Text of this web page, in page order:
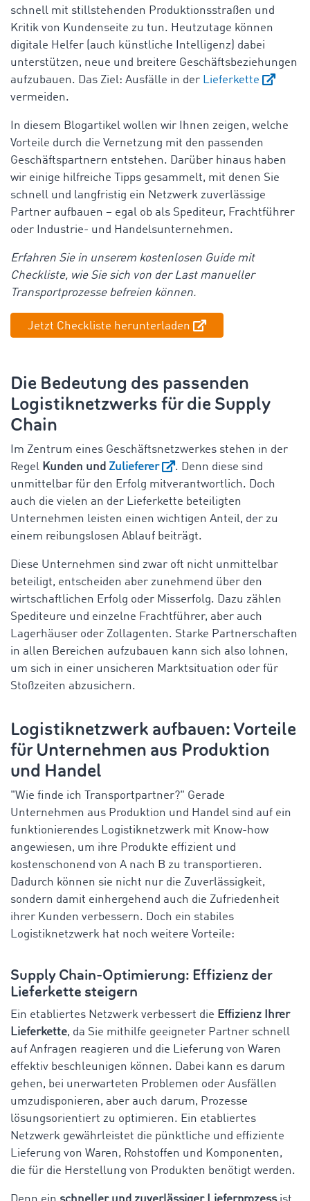
schnell mit stillstehenden Produktionsstraßen und
Kritik von Kundenseite zu tun. Heutzutage können
digitale Helfer (auch künstliche Intelligenz) dabei
unterstützen, neue und breitere Geschäftsbeziehungen
aufzubauen. Das Ziel: Ausfälle in der Lieferkette
vermeiden.
In diesem Blogartikel wollen wir Ihnen zeigen, welche
Vorteile durch die Vernetzung mit den passenden
Geschäftspartnern entstehen. Darüber hinaus haben
wir einige hilfreiche Tipps gesammelt, mit denen Sie
schnell und langfristig ein Netzwerk zuverlässige
Partner aufbauen – egal ob als Spediteur, Frachtführer
oder Industrie- und Handelsunternehmen.
Erfahren Sie in unserem kostenlosen Guide mit
Checkliste, wie Sie sich von der Last manueller
Transportprozesse befreien können.
Jetzt Checkliste herunterladen
Die Bedeutung des passenden
Logistiknetzwerks für die Supply
Chain
Im Zentrum eines Geschäftsnetzwerkes stehen in der
Regel Kunden und Zulieferer
. Denn diese sind
unmittelbar für den Erfolg mitverantwortlich. Doch
auch die vielen an der Lieferkette beteiligten
Unternehmen leisten einen wichtigen Anteil, der zu
einem reibungslosen Ablauf beiträgt.
Diese Unternehmen sind zwar oft nicht unmittelbar
beteiligt, entscheiden aber zunehmend über den
wirtschaftlichen Erfolg oder Misserfolg. Dazu zählen
Spediteure und einzelne Frachtführer, aber auch
Lagerhäuser oder Zollagenten. Starke Partnerschaften
in allen Bereichen aufzubauen kann sich also lohnen,
um sich in einer unsicheren Marktsituation oder für
Stoßzeiten abzusichern.
Logistiknetzwerk aufbauen: Vorteile
für Unternehmen aus Produktion
und Handel
"Wie finde ich Transportpartner?" Gerade
Unternehmen aus Produktion und Handel sind auf ein
funktionierendes Logistiknetzwerk mit Know-how
angewiesen, um ihre Produkte effizient und
kostenschonend von A nach B zu transportieren.
Dadurch können sie nicht nur die Zuverlässigkeit,
sondern damit einhergehend auch die Zufriedenheit
ihrer Kunden verbessern. Doch ein stabiles
Logistiknetzwerk hat noch weitere Vorteile:
Supply Chain-Optimierung: Effizienz der
Lieferkette steigern
Ein etabliertes Netzwerk verbessert die Effizienz Ihrer
Lieferkette, da Sie mithilfe geeigneter Partner schnell
auf Anfragen reagieren und die Lieferung von Waren
effektiv beschleunigen können. Dabei kann es darum
gehen, bei unerwarteten Problemen oder Ausfällen
umzudisponieren, aber auch darum, Prozesse
lösungsorientiert zu optimieren. Ein etabliertes
Netzwerk gewährleistet die pünktliche und effiziente
Lieferung von Waren, Rohstoffen und Komponenten,
die für die Herstellung von Produkten benötigt werden.